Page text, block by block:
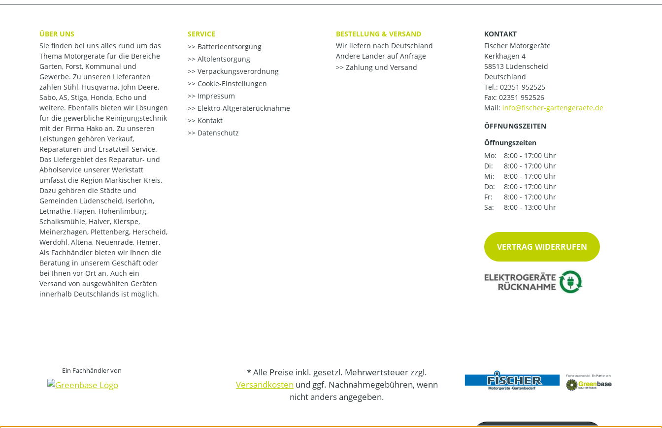
ÜBER UNS
Sie finden bei uns alles rund um das
Thema Motorgeräte für die Bereiche
Garten, Forst, Kommunal und
Gewerbe. Zu unseren Lieferanten
zählen Stihl, Husqvarna, John Deere,
Sabo, AS, Stiga, Honda, Echo und
weitere. Ebenfalls bieten wir Lösungen
für die gewerbliche Reinigungstechnik
mit der Firma Hako an. Zu unseren
Leistungen gehören Verkauf,
Reparaturen und Ersatzteil-Service.
Das Liefergebiet des Reparatur- und
Abholservice unserer Werkstatt
umfasst die Region Märkischer Kreis.
Dazu gehören die Städte und
Gemeinden Lüdenscheid, Iserlohn,
Letmathe, Hagen, Hohenlimburg,
Schalksmühle, Halver, Kierspe,
Meinerzhagen, Plettenberg, Herscheid,
Werdohl, Altena, Neuenrade, Hemer.
Als Fachhändler bieten wir Ihnen die
Beratung in unserem Geschäft oder
bei Ihnen vor Ort an. Auch ein
Versand von ausgewählten Geräten
innerhalb Deutschlands ist möglich.
SERVICE
Batterieentsorgung
Altölentsorgung
Verpackungsverordnung
Cookie-Einstellungen
Impressum
Elektro-Altgeräterücknahme
Kontakt
Datenschutz
BESTELLUNG & VERSAND
Wir liefern nach Deutschland
Andere Länder auf Anfrage
Zahlung und Versand
KONTAKT
Fischer Motorgeräte
Kerkhagen 4
58513 Lüdenscheid
Deutschland
Tel.: 02351 952525
Fax: 02351 952526
Mail:
ÖFFNUNGSZEITEN
Öffnungszeiten
Mo:
8:00 - 17:00 Uhr
Di:
8:00 - 17:00 Uhr
Mi:
8:00 - 17:00 Uhr
Do:
8:00 - 17:00 Uhr
Fr:
8:00 - 17:00 Uhr
Sa:
8:00 - 13:00 Uhr
VERTRAG WIDERRUFEN
Ein Fachhändler von
* Alle Preise inkl. gesetzl. Mehrwertsteuer zzgl.
Versandkosten und ggf. Nachnahmegebühren, wenn
nicht anders angegeben.